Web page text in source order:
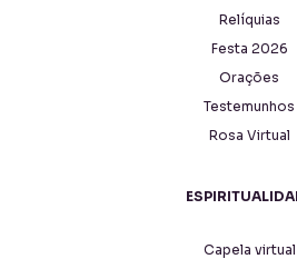
Relíquias
Festa 2026
Orações
Testemunhos
Rosa Virtual
Capela virtual